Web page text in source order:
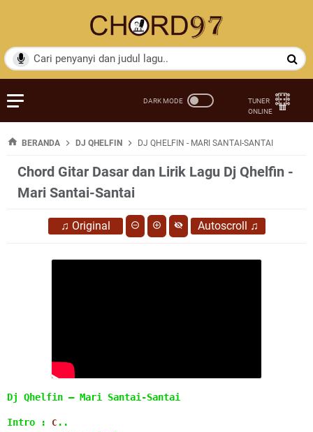
BERANDA DJ QHELFIN DJ QHELFIN - MARI SANTAI-SANTAI
Chord Gitar Dasar dan Lirik Lagu Dj Qhelfin -
Mari Santai-Santai
♫ Original Autoscroll ♫
Dj Qhelfin – Mari Santai-Santai
Intro : C ..